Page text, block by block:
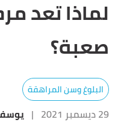
لماذا تعد
صعبة؟
البلوغ وسن المراهقة
29 ديسمبر 2021 |